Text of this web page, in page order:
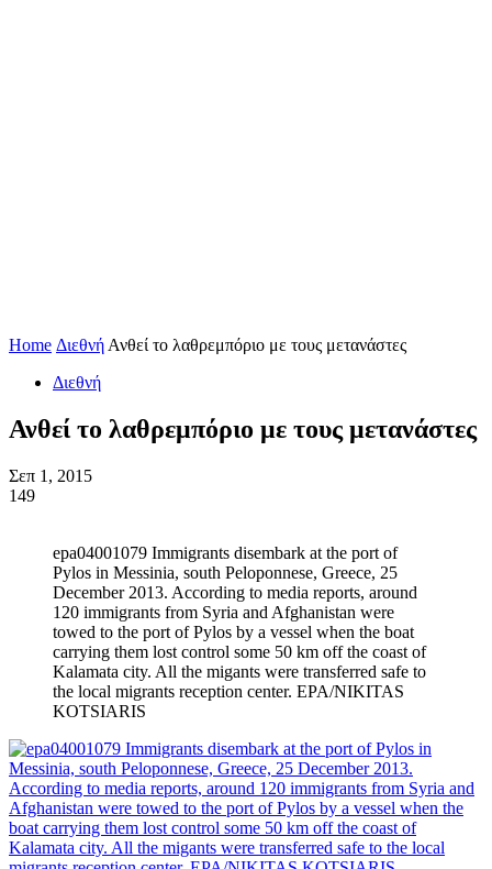
Home Διεθνή Ανθεί το λαθρεμπόριο με τους μετανάστες
Διεθνή
Ανθεί το λαθρεμπόριο με τους μετανάστες
Σεπ 1, 2015
149
epa04001079 Immigrants disembark at the port of
Pylos in Messinia, south Peloponnese, Greece, 25
December 2013. According to media reports, around
120 immigrants from Syria and Afghanistan were
towed to the port of Pylos by a vessel when the boat
carrying them lost control some 50 km off the coast of
Kalamata city. All the migants were transferred safe to
the local migrants reception center. EPA/NIKITAS
KOTSIARIS